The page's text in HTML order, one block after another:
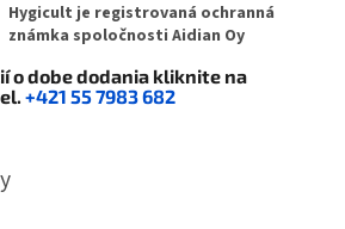
Hygicult je registrovaná ochranná
známka spoločnosti Aidian Oy
o dobe dodania kliknite na
+421 55 7983 682